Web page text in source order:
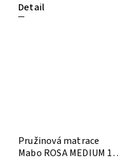
Detail
Pružinová matrace
Mabo ROSA MEDIUM